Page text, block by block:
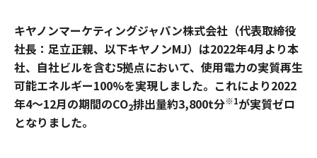
キヤノンマーケティングジャパン株式会社（代表取締役
社長：足立正親、以下キヤノンMJ）は2022年4月より本
社、自社ビルを含む5拠点において、使用電力の実質再生
可能エネルギー100%を実現しました。これにより2022
年4～12月の期間のCO2排出量約3,800t分※1が実質ゼロ
となりました。